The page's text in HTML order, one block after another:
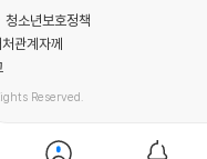
청소년보호정책
관계자께
Reserved.